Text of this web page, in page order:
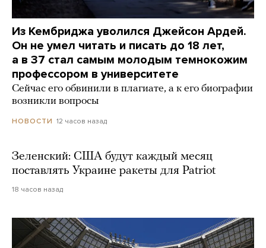
Из Кембриджа уволился Джейсон Ардей.
Он не умел читать и писать до 18 лет,
а в 37 стал самым молодым темнокожим
профессором в университете
Сейчас его обвинили в плагиате, а к его биографии
возникли вопросы
НОВОСТИ 12 часов назад
Зеленский: США будут каждый месяц
поставлять Украине ракеты для Patriot
18 часов назад